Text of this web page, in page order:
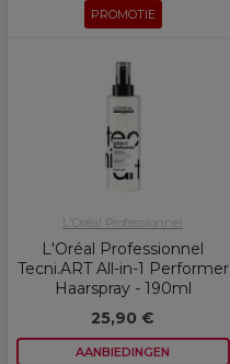
PROMOTIE
L'Oréal Professionnel
L'Oréal Professionnel
Tecni.ART All-in-1 Performer
Haarspray - 190ml
25,90 €
AANBIEDINGEN